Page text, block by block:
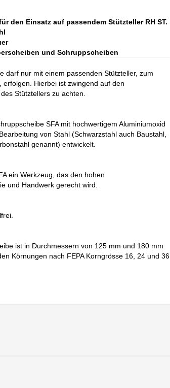
den Einsatz auf passendem Stützteller RH ST.
und Schruppscheiben
darf nur mit einem passenden Stützteller, zum
erfolgen. Hierbei ist zwingend auf den
Stütztellers zu achten.
SFA mit hochwertigem Aluminiumoxid
von Stahl (Schwarzstahl auch Baustahl,
genannt) entwickelt.
ein Werkzeug, das den hohen
und Handwerk gerecht wird.
ist in Durchmessern von 125 mm und 180 mm
Körnungen nach FEPA Korngrösse 16, 24 und 36